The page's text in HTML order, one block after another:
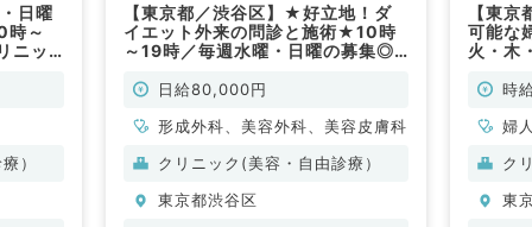
日曜
～
ニッ
）
【東京都／渋谷区】★好立地！ダ
イエット外来の問診と施術★10時
～19時／毎週水曜・日曜の募集◎
勤） 日給80,000円
形成外科、美容外科、美容皮膚科
クリニック(美容・自由診療）
東京都渋谷区
【東
可能な
火・木
膚科／
時
婦
ク
東